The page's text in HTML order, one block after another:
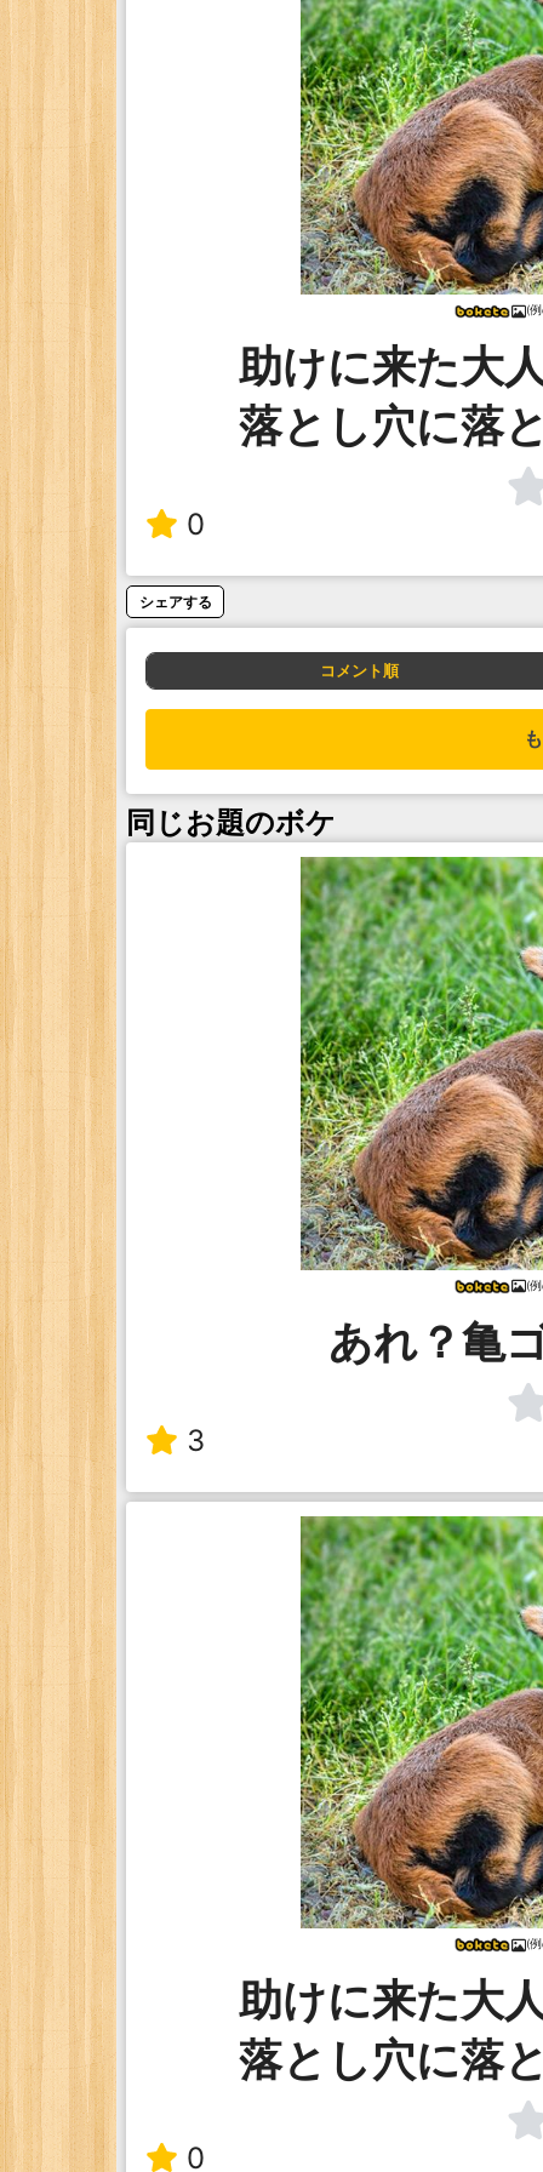
(例
助けに来た大
落とし穴に落
0
シェアする
コメント順
同じお題のボケ
(例
あれ？亀
3
(例
助けに来た大
落とし穴に落
0